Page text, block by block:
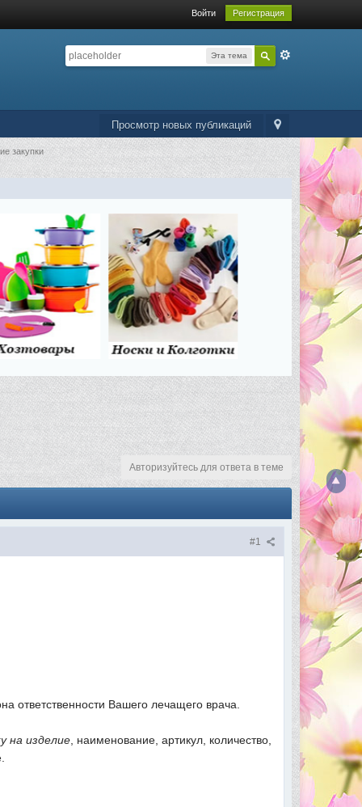
Войти Регистрация
Эта тема
Просмотр новых публикаций
закупки
Авторизуйтесь для ответа в теме
#1
ответственности Вашего лечащего врача.
на изделие , наименование, артикул, количество,